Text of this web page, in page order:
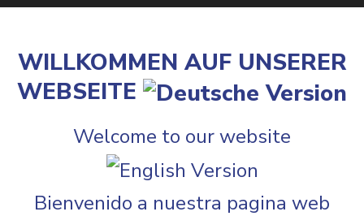
WILLKOMMEN AUF UNSERER
WEBSEITE
Welcome to our website
Bienvenido a nuestra pagina web